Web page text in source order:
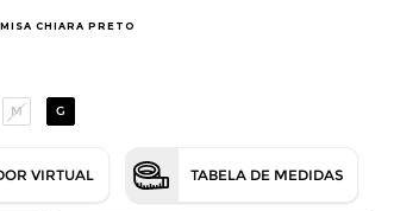
CHIARA PRETO
M G
VIRTUAL TABELA DE MEDIDAS